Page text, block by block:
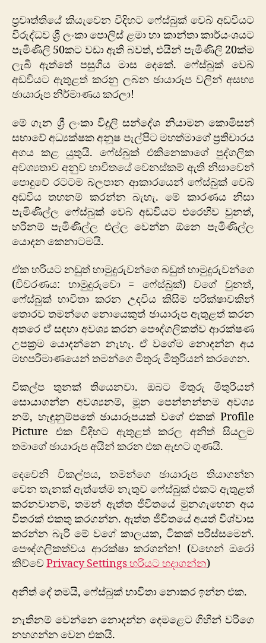
ප්‍රවෘත්තියේ කියැවෙන විදිහට ෆේස්බුක් වෙබ් අඩවියට
විරුද්ධව ශ්‍රී ලංකා පොලිස් ළමා හා කාන්තා කාර්යංශයට
පැමිණිලි 50කට වඩා ඇති බවත්, එයින් පැමිණිලි 20ක්ම
ලැබී ඇත්තේ පසුගිය මාස දෙකේ. ෆේස්බුක් වෙබ්
අඩවියට ඇතුළත් කරනු ලබන ඡායාරූප වලින් අසභ්‍ය
ඡායාරූප නිර්මාණය කරලා!
මේ ගැන ශ්‍රී ලංකා විදුලි සන්දේශ නියාමන කොමිසන්
සභාවේ අධ්‍යක්ෂක අනූෂ පැල්පිට මහත්මාගේ ප්‍රතිචාරය
අගය කළ යුතුයි. ෆේස්බුක් එකිනෙකාගේ පුද්ගලික
අවශ්‍යතාව අනුව භාවිතයේ වෙනස්කම් ඇති නිසාවෙන්
පොදුවේ රටටම බලපාන ආකාරයෙන් ෆේස්බුක් වෙබ්
අඩවිය තහනම් කරන්න බැහැ. මේ කාරණය නිසා
පැමිණිල්ල ෆේස්බුක් වෙබ් අඩවියට එරෙහිව වුනත්,
හරිනම් පැමිණිල්ල එල්ල වෙන්න ඕනෙ පැමිණිල්ල
යොදන කෙනාටමයි.
ඒක හරියට නඩුත් හාමුදුරුවන්ගෙ බඩුත් හාමුදුරුවන්ගෙ
(විවරණය: හාමුදුරුවො = ෆේස්බුක්) වගේ වුනත්,
ෆේස්බුක් භාවිතා කරන උදවිය කිසිම පරික්ෂාවකින්
තොරව තමන්ගෙ නොයෙකුත් ඡායාරූප ඇතුළත් කරන
අතරෙ ඒ සඳහා අවශ්‍ය කරන පෞද්ගලිකත්ව ආරක්ෂණ
උපක්‍රම යොදන්නෙ නැහැ. ඒ වගේම නොදන්න අය
මහපරිමා‍ණයෙන් තමන්ගෙ මිතුරු මිතුරියන් කරගෙන.
විකල්ප තුනක් තියෙනවා. ඔබට මිතුරු මිතුරියන්
සොයාගන්න අවශ්‍යනම්, මූන පෙන්නන්නම අවශ්‍ය
නම්, හැඳුනුම්පතේ ඡායාරූපයක් වගේ එකක් Profile
Picture එක විදිහට ඇතුළත් කරල අනිත් සියලුම
තමාගේ ඡායාරූප අයින් කරන එක ඇඟට ගුණයි.
දෙවෙනි විකල්පය, තමන්ගෙ ඡායාරූප තියාගන්න
වෙන තැනක් ඇත්තේම නැතුව ෆේස්බුක් එකට ඇතුළත්
කරනවානම්, තමන් ඇත්ත ජීවිතයේ මුනගැහෙන අය
විතරක් එකතු කරගන්න. ඇත්ත ජීවිත‍යේ අයත් විශ්වාස
කරන්න බැරි මේ වගේ කාලයක, ටිකක් පරිස්සමෙන්.
පෞද්ගලිකත්වය ආරක්ෂා කරගන්න! (වහෙන් ඔරෝ
කිව්වෙPrivacy Settings හරියට හදාගන්න)
අනිත් දේ තමයි, ෆේස්බුක් භාවිතා නොකර ඉන්න එක.
නැතිනම් වෙන්නෙ නොදන්න දෙමළෙට ගිහින් වරිගෙ
නහගන්න වෙන එකයි.